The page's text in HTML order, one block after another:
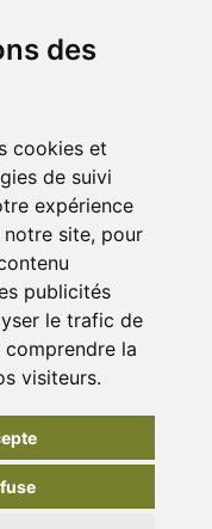
des
cookies et
de suivi
expérience
site, pour
publicités
le trafic de
la
visiteurs.
un effet indésirable